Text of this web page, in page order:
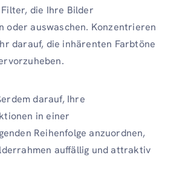
die Ihre Bilder
oder auswaschen. Konzentrieren
darauf, die inhärenten Farbtöne
darauf, Ihre
in einer
Reihenfolge anzuordnen,
auffällig und attraktiv